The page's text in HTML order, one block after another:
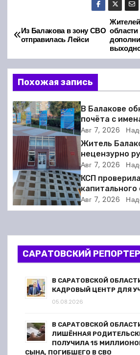
Н
а
в
и
г
а
ц
и
я
п
о
Из Балакова в зону СВО
отправилась Лейси
Похожая запись
В Балакове
почёта с
спортсменов.
Авг 7, 2026
Житель
нецензурно
соседкой и
ареста
Авг 7, 2026
КСП
капитального
Балакове и
нарушений
Авг 7, 2026
САРАТОВСКИЙ РЕПОРТЕР
В САРАТОВСКОЙ
КАДРОВЫЙ ЦЕНТР ДЛЯ
05.08.2026
В САРАТОВСКОЙ
ЛИШЁННАЯ
ПОЛУЧИЛА 15
СЫНА, ПОГИБШЕГО В СВО